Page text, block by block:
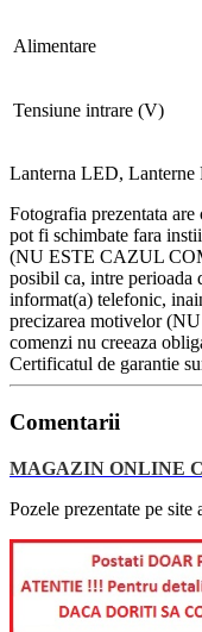
Alimentare
Tensiune intrare (V)
Lanterna LED, Lanterne
Fotografia prezentata
pot fi schimbate fara
(NU ESTE CAZUL
posibil ca, intre perioada
informat(a) telefonic,
precizarea motivelor
comenzi nu creeaza
Certificatul de garantie
Comentarii
MAGAZIN ONLINE
Pozele prezentate pe